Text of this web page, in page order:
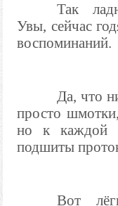
Так
Увы, сейчас
воспоминаний.
Да, что
просто
но к каждой
подшиты
Вот